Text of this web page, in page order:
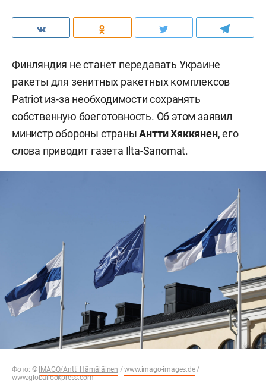
Финляндия не станет передавать Украине
ракеты для зенитных ракетных комплексов
Patriot из-за необходимости сохранять
собственную боеготовность. Об этом заявил
министр обороны страныАнтти Хяккянен, его
слова приводит газета Ilta-Sanomat.
Фото: © IMAGO/Antti Hämäläinen /www.imago-images.de/
www.globallookpress.com